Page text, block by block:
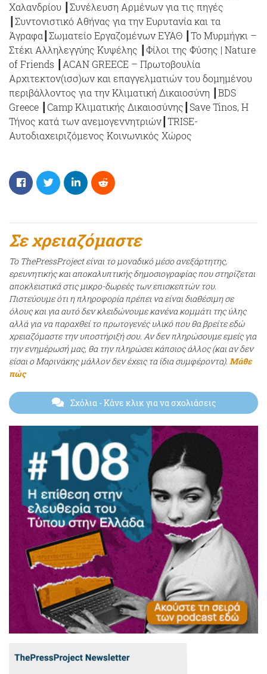
Χαλανδρίου ┃Συνέλευση Αρμένων για τις πηγές
┃Συντονιστικό Αθήνας για την Ευρυτανία και τα
Άγραφα┃Σωματείο Εργαζομένων ΕΥΑΘ ┃Το Μυρμήγκι –
Στέκι Αλληλεγγύης Κυψέλης ┃Φίλοι της Φύσης | Nature
of Friends ┃ACAN GREECE – Πρωτοβουλία
Αρχιτεκτον(ισσ)ων και επαγγελματιών του δομημένου
περιβάλλοντος για την Κλιματική Δικαιοσύνη ┃BDS
Greece ┃Camp Κλιματικής Δικαιοσύνης┃Save Tinos, Η
Τήνος κατά των ανεμογεννητριών┃TRISE-
Αυτοδιαχειριζόμενος Κοινωνικός Χώρος
Σε χρειαζόμαστε
Το ThePressProject είναι το μοναδικό μέσο ανεξάρτητης,
ερευνητικής και αποκαλυπτικής δημοσιογραφίας που στηρίζεται
αποκλειστικά στις μικρο-δωρεές των επισκεπτών του.
Πιστεύουμε ότι η πληροφορία πρέπει να είναι διαθέσιμη σε
όλους και για αυτό δεν κλειδώνουμε κανένα κομμάτι της ύλης
αλλά για να παραχθεί το πρωτογενές υλικό που θα βρείτε εδώ
χρειαζόμαστε την υποστήριξή σου. Αν δεν πληρώσουμε εμείς για
την ενημέρωσή μας, θα την πληρώσει κάποιος άλλος (και αν δεν
είσαι ο Μαρινάκης μάλλον δεν έχεις τα ίδια συμφέροντα). Μάθε
πώς
Σχόλια- Κάνε κλικ για να σχολιάσεις